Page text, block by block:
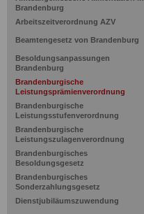
Brandenburg
Arbeitszeitverordnung AZV
Beamtengesetz von Brandenburg
Besoldungsanpassungen
Brandenburg
Brandenburgische
Leistungsprämienverordnung
Brandenburgische
Leistungsstufenverordnung
Brandenburgische
Leistungszulagenverordnung
Brandenburgisches
Besoldungsgesetz
Brandenburgisches
Sonderzahlungsgesetz
Dienstjubiläumszuwendung